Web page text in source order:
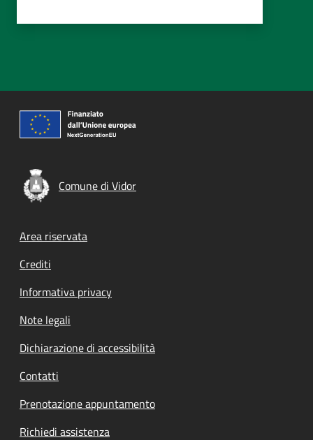
Comune di Vidor
Footer menu
Area riservata
Crediti
Informativa privacy
Note legali
Dichiarazione di accessibilità
Contatti
Prenotazione appuntamento
Richiedi assistenza